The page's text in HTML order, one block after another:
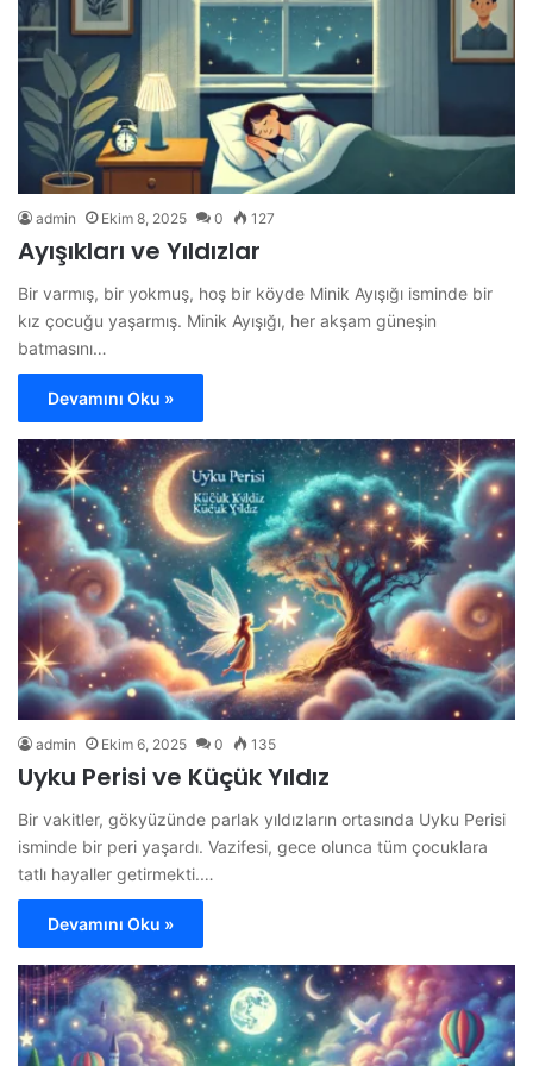
admin Ekim 8, 2025 0 127
Ayışıkları ve Yıldızlar
Bir varmış, bir yokmuş, hoş bir köyde Minik Ayışığı isminde bir
kız çocuğu yaşarmış. Minik Ayışığı, her akşam güneşin
batmasını…
Devamını Oku »
admin Ekim 6, 2025 0 135
Uyku Perisi ve Küçük Yıldız
Bir vakitler, gökyüzünde parlak yıldızların ortasında Uyku Perisi
isminde bir peri yaşardı. Vazifesi, gece olunca tüm çocuklara
tatlı hayaller getirmekti.…
Devamını Oku »